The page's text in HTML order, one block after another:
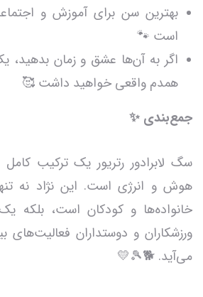
بهترین سن برای آموزش و
است 🐾
اگر به آن‌ها عشق و زمان بدهید،
همدم واقعی خواهید داشت 🥰
جمع‌بندی ✨
سگ لابرادور رتریور یک ترکیب کامل
هوش و انرژی است. این نژاد نه
خانواده‌ها و کودکان است، بلکه
ورزشکاران و دوستداران فعالیت‌های
می‌آید. 🐕🎾💛